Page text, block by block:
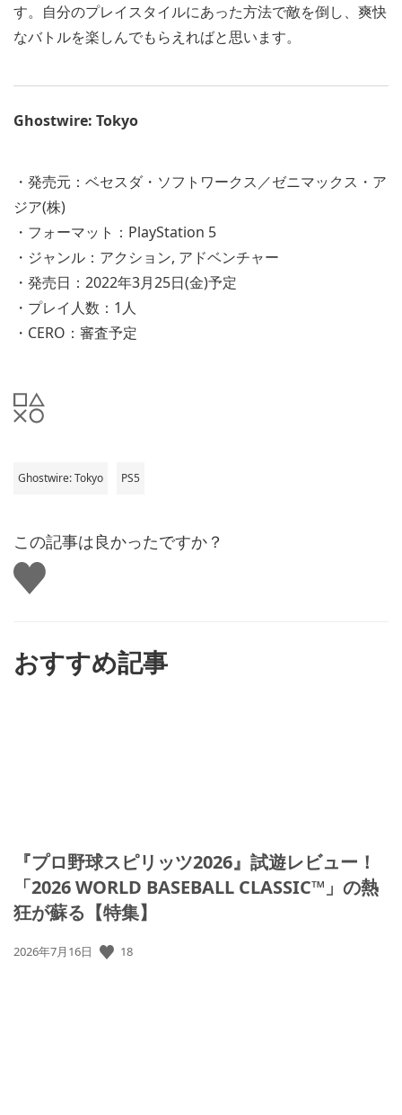
す。自分のプレイスタイルにあった方法で敵を倒し、爽快
なバトルを楽しんでもらえればと思います。
Ghostwire: Tokyo
・発売元：ベセスダ・ソフトワークス／ゼニマックス・ア
ジア(株)
・フォーマット：PlayStation 5
・ジャンル：アクション, アドベンチャー
・発売日：2022年3月25日(金)予定
・プレイ人数：1人
・CERO：審査予定
Ghostwire: Tokyo PS5
この記事は良かったですか？
い
い
おすすめ記事
『プロ野球スピリッツ2026』試遊レビュー！
「2026 WORLD BASEBALL CLASSIC™」の熱
狂が蘇る【特集】
公
2026年7月16日 18